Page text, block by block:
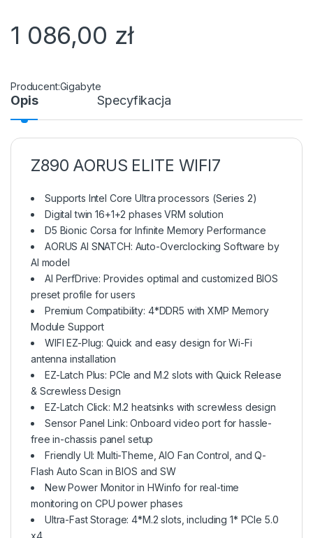
1 086,00 zł
Gigabyte
Opis Specyfikacja
Z890 AORUS ELITE WIFI7
Supports Intel Core Ultra processors (Series 2)
Digital twin 16+1+2 phases VRM solution
D5 Bionic Corsa for Infinite Memory Performance
AORUS AI SNATCH: Auto-Overclocking Software by
AI model
AI PerfDrive: Provides optimal and customized BIOS
preset profile for users
Premium Compatibility: 4*DDR5 with XMP Memory
Module Support
WIFI EZ-Plug: Quick and easy design for Wi-Fi
antenna installation
EZ-Latch Plus: PCIe and M.2 slots with Quick Release
& Screwless Design
EZ-Latch Click: M.2 heatsinks with screwless design
Sensor Panel Link: Onboard video port for hassle-
free in-chassis panel setup
Friendly UI: Multi-Theme, AIO Fan Control, and Q-
Flash Auto Scan in BIOS and SW
New Power Monitor in HWinfo for real-time
monitoring on CPU power phases
Ultra-Fast Storage: 4*M.2 slots, including 1* PCIe 5.0